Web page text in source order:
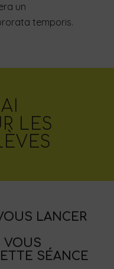
un
temporis.
LES
LANCER
VOUS
SÉANCE